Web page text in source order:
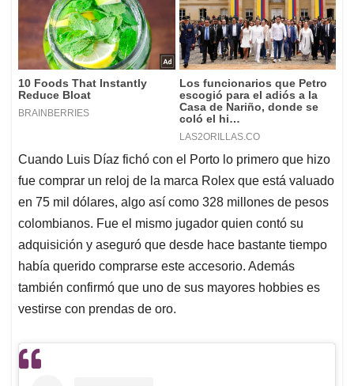
Cuando Luis Díaz fichó con el Porto lo primero que hizo
fue comprar un reloj de la marca Rolex que está valuado
en 75 mil dólares, algo así como 328 millones de pesos
colombianos. Fue el mismo jugador quien contó su
adquisición y aseguró que desde hace bastante tiempo
había querido comprarse este accesorio. Además
también confirmó que uno de sus mayores hobbies es
vestirse con prendas de oro.